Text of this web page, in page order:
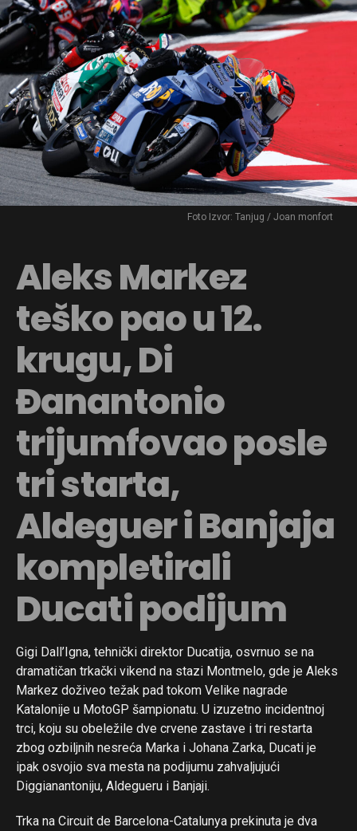
Foto Izvor: Tanjug / Joan monfort
Aleks Markez
teško pao u 12.
krugu, Di
Đanantonio
trijumfovao posle
tri starta,
Aldeguer i Banjaja
kompletirali
Ducati podijum
Gigi Dall’Igna, tehnički direktor Ducatija, osvrnuo se na
dramatičan trkački vikend na stazi Montmelo, gde je Aleks
Markez doživeo težak pad tokom Velike nagrade
Katalonije u MotoGP šampionatu. U izuzetno incidentnoj
trci, koju su obeležile dve crvene zastave i tri restarta
zbog ozbiljnih nesreća Marka i Johana Zarka, Ducati je
ipak osvojio sva mesta na podijumu zahvaljujući
Diggianantoniju, Aldegueru i Banjaji.
Trka na Circuit de Barcelona-Catalunya prekinuta je dva